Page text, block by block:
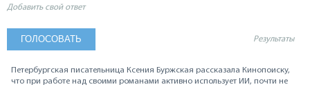
Добавить свой ответ
Результаты
Петербургская писательница Ксения Буржская рассказала Кинопоиску,
что при работе над своими романами активно использует ИИ, почти не